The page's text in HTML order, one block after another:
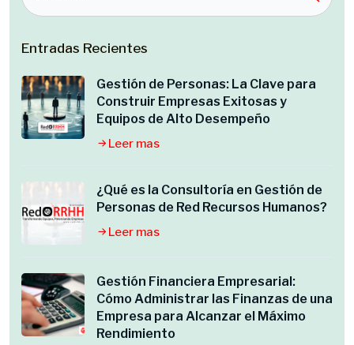
Entradas Recientes
Gestión de Personas: La Clave para
Construir Empresas Exitosas y
Equipos de Alto Desempeño
Leer mas
¿Qué es la Consultoría en Gestión de
Personas de Red Recursos Humanos?
Leer mas
Gestión Financiera Empresarial:
Cómo Administrar las Finanzas de una
Empresa para Alcanzar el Máximo
Rendimiento